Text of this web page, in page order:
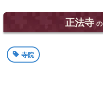
正法寺の
寺院